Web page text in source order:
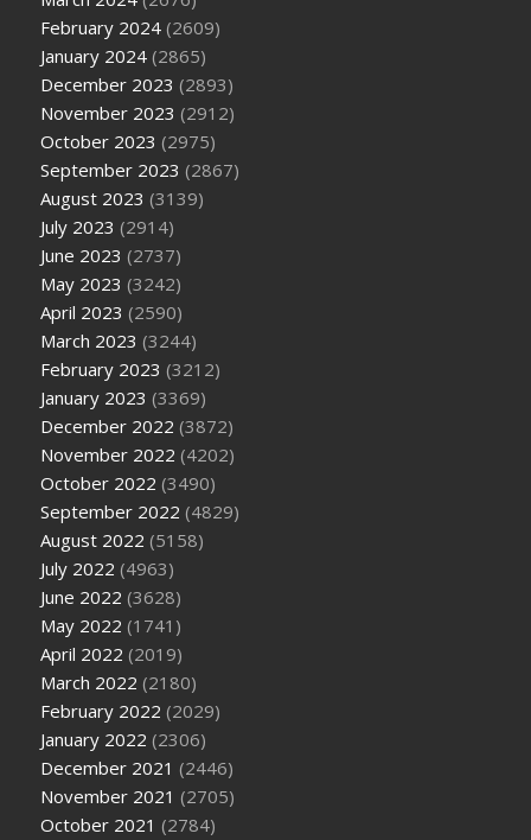
February 2024 (2609)
January 2024 (2865)
December 2023 (2893)
November 2023 (2912)
October 2023 (2975)
September 2023 (2867)
August 2023 (3139)
July 2023 (2914)
June 2023 (2737)
May 2023 (3242)
April 2023 (2590)
March 2023 (3244)
February 2023 (3212)
January 2023 (3369)
December 2022 (3872)
November 2022 (4202)
October 2022 (3490)
September 2022 (4829)
August 2022 (5158)
July 2022 (4963)
June 2022 (3628)
May 2022 (1741)
April 2022 (2019)
March 2022 (2180)
February 2022 (2029)
January 2022 (2306)
December 2021 (2446)
November 2021 (2705)
October 2021 (2784)